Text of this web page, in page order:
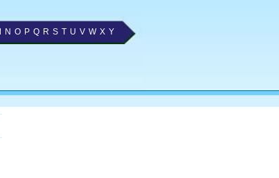
N O P Q R S T U V W X Y